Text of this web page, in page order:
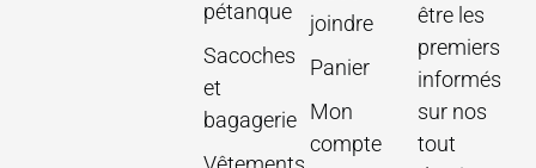
pétanque
Sacoches
et
bagagerie
joindre
Panier
Mon
compte
être les
premiers
informés
sur nos
tout